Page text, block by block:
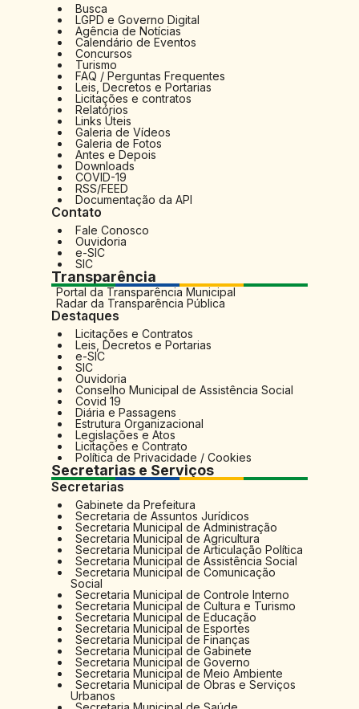
Busca
LGPD e Governo Digital
Agência de Notícias
Calendário de Eventos
Concursos
Turismo
FAQ / Perguntas Frequentes
Leis, Decretos e Portarias
Licitações e contratos
Relatórios
Links Úteis
Galeria de Vídeos
Galeria de Fotos
Antes e Depois
Downloads
COVID-19
RSS/FEED
Documentação da API
Contato
Fale Conosco
Ouvidoria
e-SIC
SIC
Transparência
Portal da Transparência Municipal
Radar da Transparência Pública
Destaques
Licitações e Contratos
Leis, Decretos e Portarias
e-SIC
SIC
Ouvidoria
Conselho Municipal de Assistência Social
Covid 19
Diária e Passagens
Estrutura Organizacional
Legislações e Atos
Licitações e Contrato
Política de Privacidade / Cookies
Secretarias e Serviços
Secretarias
Gabinete da Prefeitura
Secretaria de Assuntos Jurídicos
Secretaria Municipal de Administração
Secretaria Municipal de Agricultura
Secretaria Municipal de Articulação Política
Secretaria Municipal de Assistência Social
Secretaria Municipal de Comunicação
Social
Secretaria Municipal de Controle Interno
Secretaria Municipal de Cultura e Turismo
Secretaria Municipal de Educação
Secretaria Municipal de Esportes
Secretaria Municipal de Finanças
Secretaria Municipal de Gabinete
Secretaria Municipal de Governo
Secretaria Municipal de Meio Ambiente
Secretaria Municipal de Obras e Serviços
Urbanos